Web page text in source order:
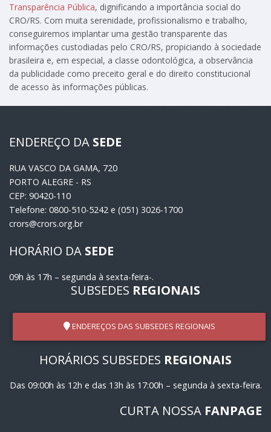
Transparência Pública, dignificando a importância social do
CRO/RS. Com muita serenidade, profissionalismo e trabalho,
conseguiremos implantar uma gestão transparente das
informações custodiadas pelo CRO/RS, propiciando à sociedade
brasileira e, em especial, a classe odontológica, a observância
da publicidade como preceito geral e do direito constitucional
de acesso às informações públicas.
ENDEREÇO DA SEDE
RUA VASCO DA GAMA, 720
PORTO ALEGRE - RS
CEP: 90420-110
Telefone: 0800-510-5242 e (051) 3026-1700
crors@crors.org.br
HORÁRIO DA SEDE
09h às 17h – segunda à sexta-feira-.
SUBSEDES REGIONAIS
ENDEREÇOS DAS SUBSEDES REGIONAIS
HORÁRIOS SUBSEDES REGIONAIS
Das 09:00h às 12h e das 13h às 17:00h – segunda à sexta-feira.
CURTA NOSSA FANPAGE